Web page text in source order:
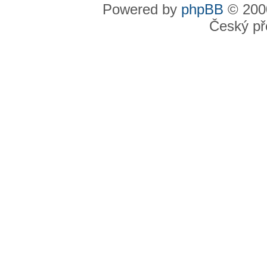
Powered by phpBB ©
Český